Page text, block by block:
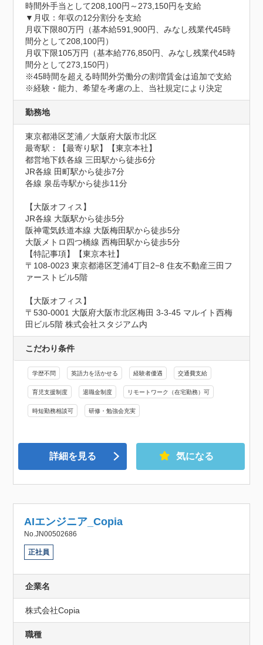
時間外手当として208,100円～273,150円を支給
▼月収：年収の12分割分を支給
月収下限80万円（基本給591,900円、みなし残業代45時
間分として208,100円）
月収下限105万円（基本給776,850円、みなし残業代45時
間分として273,150円）
※45時間を超える時間外労働分の割増賃金は追加で支給
※経験・能力、希望を考慮の上、当社規定により決定
勤務地
東京都港区芝浦／大阪府大阪市北区
最寄駅：【最寄り駅】【東京本社】
都営地下鉄各線 三田駅から徒歩6分
JR各線 田町駅から徒歩7分
各線 泉岳寺駅から徒歩11分
【大阪オフィス】
JR各線 大阪駅から徒歩5分
阪神電気鉄道本線 大阪梅田駅から徒歩5分
大阪メトロ四つ橋線 西梅田駅から徒歩5分
【特記事項】【東京本社】
〒108-0023 東京都港区芝浦4丁目2−8 住友不動産三田フ
ァーストビル5階
【大阪オフィス】
〒530-0001 大阪府大阪市北区梅田 3-3-45 マルイト西梅
田ビル5階 株式会社スタジアム内
こだわり条件
学歴不問 英語力を活かせる 経験者優遇 交通費支給
育児支援制度 退職金制度 リモートワーク（在宅勤務）可
時短勤務相談可 研修・勉強会充実
詳細を見る 気になる
AIエンジニア_Copia
No.JN00502686
正社員
企業名
株式会社Copia
職種